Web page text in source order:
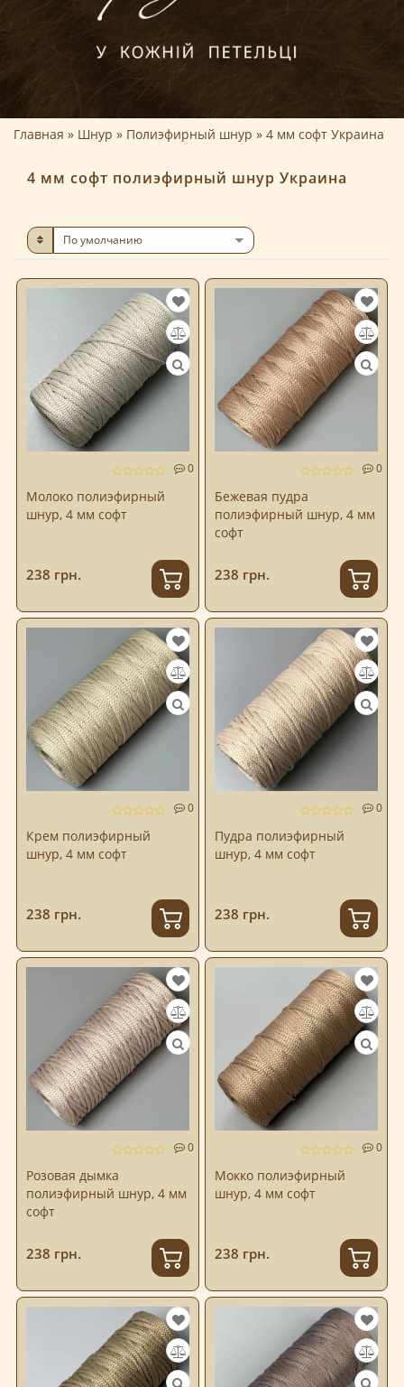
Главная Шнур Полиэфирный шнур 4 мм софт Украина
4 мм софт полиэфирный шнур Украина
0
Молоко полиэфирный
шнур, 4 мм софт
238 грн.
0
Бежевая пудра
полиэфирный шнур, 4 мм
софт
238 грн.
0
Крем полиэфирный
шнур, 4 мм софт
238 грн.
0
Пудра полиэфирный
шнур, 4 мм софт
238 грн.
0
Розовая дымка
полиэфирный шнур, 4 мм
софт
238 грн.
0
Мокко полиэфирный
шнур, 4 мм софт
238 грн.